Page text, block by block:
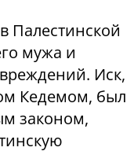
Палестинской
мужа и
Иск,
Кедемом, был
законом,